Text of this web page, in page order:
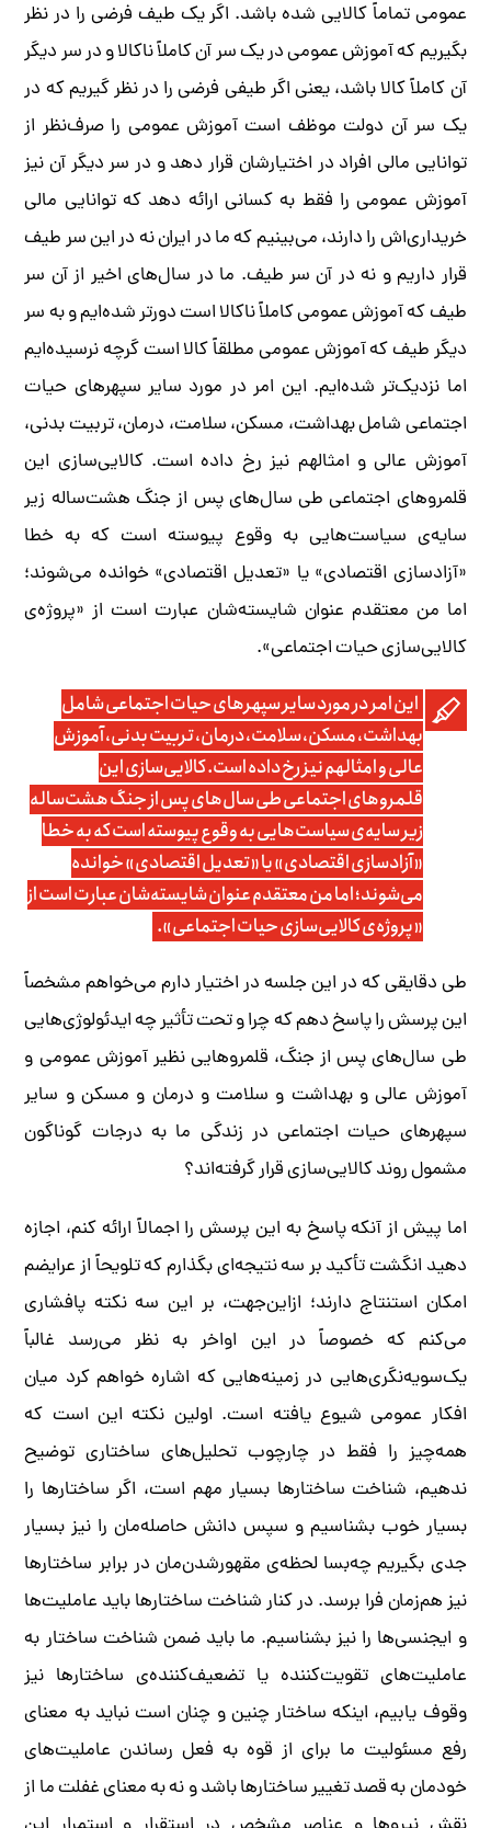
عمومی تماماً کالایی شده باشد. اگر یک طیف فرضی را در نظر
بگیریم که آموزش عمومی در یک سر آن کاملاً ناکالا و در سر دیگر
آن کاملاً کالا باشد، یعنی اگر طیفی فرضی را در نظر گیریم که در
یک سر آن دولت موظف است آموزش عمومی را صرف‌نظر از
توانایی مالی افراد در اختیارشان قرار دهد و در سر دیگر آن نیز
آموزش عمومی را فقط به کسانی ارائه دهد که توانایی مالی
خریداری‌اش را دارند، می‌بینیم که ما در ایران نه در این سر طیف
قرار داریم و نه در آن سر طیف. ما در سال‌های اخیر از آن سر
طیف که آموزش عمومی کاملاً ناکالا است دورتر شده‌ایم و به سر
دیگر طیف که آموزش عمومی مطلقاً کالا است گرچه نرسیده‌ایم
اما نزدیک‌تر شده‌ایم. این امر در مورد سایر سپهرهای حیات
اجتماعی شامل بهداشت، مسکن، سلامت، درمان، تربیت بدنی،
آموزش عالی و امثالهم نیز رخ داده است. کالایی‌سازی این
قلمروهای اجتماعی طی سال‌های پس از جنگ هشت‌ساله زیر
سایه‌ی سیاست‌هایی به وقوع پیوسته است که به‌ خطا
«آزادسازی اقتصادی» یا «تعدیل اقتصادی» خوانده می‌شوند؛
اما من معتقدم عنوان شایسته‌شان عبارت است از «پروژه‌ی
کالایی‌سازی حیات اجتماعی».
این امر در مورد سایر سپهرهای حیات اجتماعی شامل
بهداشت، مسکن، سلامت، درمان، تربیت بدنی، آموزش
عالی و امثالهم نیز رخ داده است. کالایی‌سازی این
قلمروهای اجتماعی طی سال‌های پس از جنگ هشت‌ساله
زیر سایه‌ی سیاست‌هایی به وقوع پیوسته است که به‌ خطا
«آزادسازی اقتصادی» یا «تعدیل اقتصادی» خوانده
می‌شوند؛ اما من معتقدم عنوان شایسته‌شان عبارت است از
«پروژه‌ی کالایی‌سازی حیات اجتماعی».
طی دقایقی که در این جلسه در اختیار دارم می‌خواهم مشخصاً
این پرسش را پاسخ دهم که چرا و تحت تأثیر چه ایدئولوژی‌هایی
طی سال‌های پس از جنگ، قلمروهایی نظیر آموزش عمومی و
آموزش عالی و بهداشت و سلامت و درمان و مسکن و سایر
سپهرهای حیات اجتماعی در زندگی ما به درجات گوناگون
مشمول روند کالایی‌سازی قرار گرفته‌اند؟
اما پیش از آنکه پاسخ به این پرسش را اجمالاً ارائه کنم، اجازه
دهید انگشت تأکید بر سه نتیجه‌ای بگذارم که تلویحاً از عرایضم
امکان استنتاج دارند؛ ازاین‌جهت، بر این سه نکته پافشاری
می‌کنم که خصوصاً در این اواخر به نظر می‌رسد غالباً
یک‌سویه‌نگری‌هایی در زمینه‌هایی که اشاره خواهم کرد میان
افکار عمومی شیوع یافته است. اولین نکته‌ این است که
همه‌چیز را فقط در چارچوب تحلیل‌های ساختاری توضیح
ندهیم، شناخت ساختارها بسیار مهم است، اگر ساختارها را
بسیار خوب بشناسیم و سپس دانش حاصله‌مان را نیز بسیار
جدی بگیریم چه‌بسا لحظه‌ی مقهورشدن‌مان در برابر ساختارها
نیز هم‌زمان فرا برسد. در کنار شناخت ساختارها باید عاملیت‌ها
و ایجنسی‌ها را نیز بشناسیم. ما باید ضمن شناخت ساختار به
عاملیت‌های تقویت‌کننده یا تضعیف‌کننده‌ی ساختارها نیز
وقوف یابیم، اینکه ساختار چنین و چنان است نباید به معنای
رفع مسئولیت ما برای از قوه به فعل رساندن عاملیت‌های
خودمان به قصد تغییر ساختارها باشد و نه به معنای غفلت ما از